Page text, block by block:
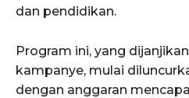
dan pendidikan.
Program ini, yang
kampanye, mulai
dengan anggaran